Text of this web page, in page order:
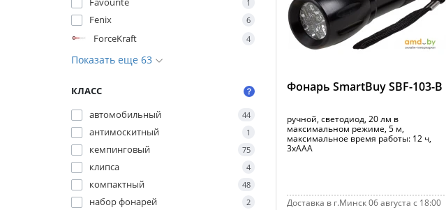
1
Fenix 6
ForceKraft 4
Показать еще 63
КЛАСС
автомобильный
44
антимоскитный 1
кемпинговый 75
клипса 4
компактный 48
набор фонарей 2
Фонарь SmartBuy SBF-103-B
ручной, светодиод, 20 лм в
максимальном режиме, 5 м,
максимальное время работы: 12 ч,
3xAAA
Доставка в г.Минск 06 августа с 18:00